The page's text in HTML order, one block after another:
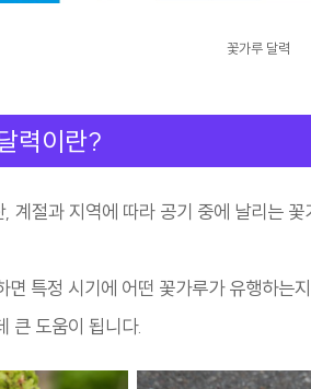
꽃가루 달력
력이란?
계절과 지역에 따라 공기 중에 날리는
면 특정 시기에 어떤 꽃가루가 유행하는
큰 도움이 됩니다.